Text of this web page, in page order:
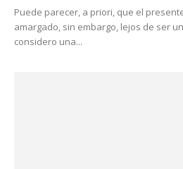
Puede parecer, a priori, que el
amargado, sin embargo, lejos de ser
considero una...